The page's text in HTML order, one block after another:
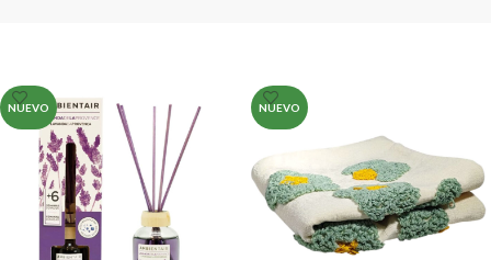
NUEVO NUEVO